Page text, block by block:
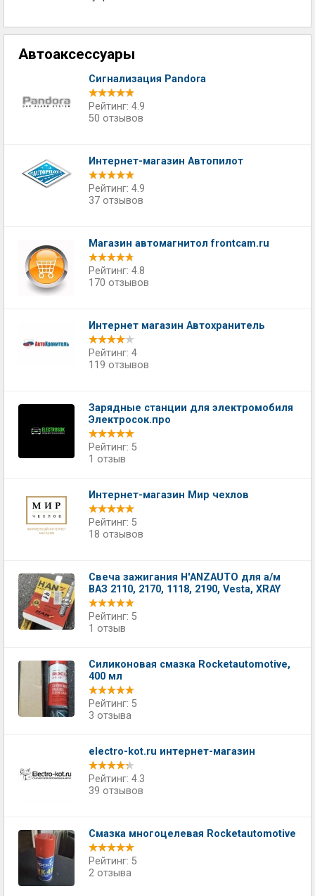
Автоаксессуары
Сигнализация Pandora
Рейтинг: 4.9
50 отзывов
Интернет-магазин Автопилот
Рейтинг: 4.9
37 отзывов
Магазин автомагнитол frontcam.ru
Рейтинг: 4.8
170 отзывов
Интернет магазин Автохранитель
Рейтинг: 4
119 отзывов
Зарядные станции для электромобиля
Электросок.про
Рейтинг: 5
1 отзыв
Интернет-магазин Мир чехлов
Рейтинг: 5
18 отзывов
Свеча зажигания H'ANZAUTO для а/м
ВАЗ 2110, 2170, 1118, 2190, Vesta, XRAY
Рейтинг: 5
1 отзыв
Силиконовая смазка Rocketautomotive,
400 мл
Рейтинг: 5
3 отзыва
electro-kot.ru интернет-магазин
Рейтинг: 4.3
39 отзывов
Смазка многоцелевая Rocketautomotive
Рейтинг: 5
2 отзыва